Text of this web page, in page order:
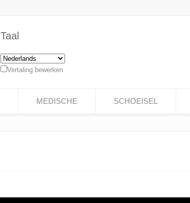
Taal
Vertaling bewerken
MEDISCHE SCHOEISEL